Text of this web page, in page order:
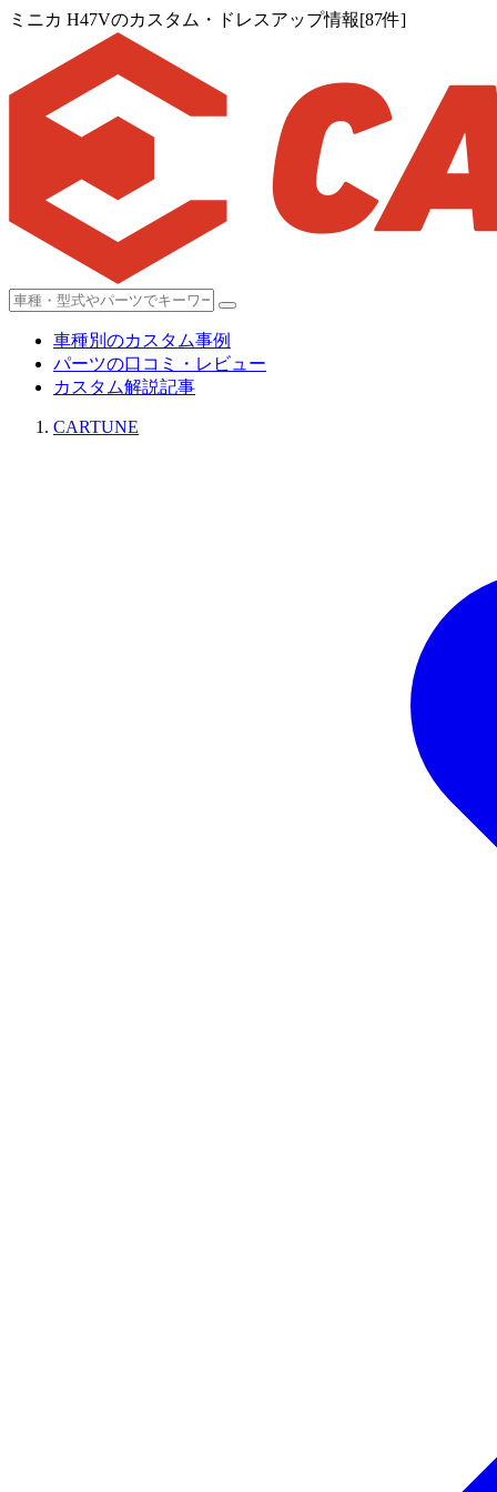
ミニカ H47Vのカスタム・ドレスアップ情報[87件]
車種別のカスタム事例
パーツの口コミ・レビュー
カスタム解説記事
CARTUNE